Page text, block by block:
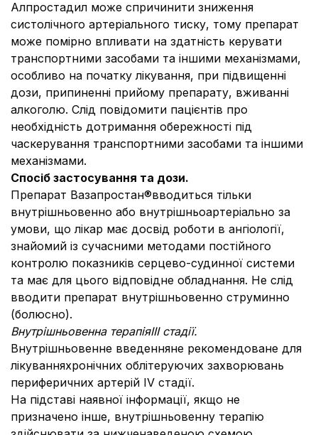
Алпростадил може спричинити зниження
систолічного артеріального тиску, тому препарат
може помірно впливати на здатність керувати
транспортними засобами та іншими механізмами,
особливо на початку лікування, при підвищенні
дози, припиненні прийому препарату, вживанні
алкоголю. Слід повідомити пацієнтів про
необхідність дотримання обережності під
часкерування транспортними засобами та іншими
механізмами.
Спосіб застосування та дози.
Препарат Вазапростан®вводиться тільки
внутрішньовенно або внутрішньоартеріально за
умови, що лікар має досвід роботи в ангіології,
знайомий із сучасними методами постійного
контролю показників серцево-судинної системи
та має для цього відповідне обладнання. Не слід
вводити препарат внутрішньовенно струминно
(болюсно).
Внутрішньовенна терапіяIII стадії.
Внутрішньовенне введенняне рекомендоване для
лікуванняхронічних облітеруючих захворювань
периферичних артерій IV стадії.
На підставі наявної інформації, якщо не
призначено інше, внутрішньовенну терапію